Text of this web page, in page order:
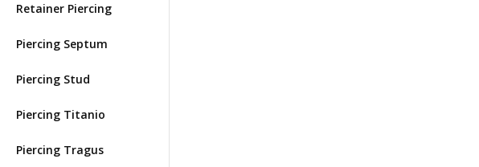
Retainer Piercing
Piercing Septum
Piercing Stud
Piercing Titanio
Piercing Tragus